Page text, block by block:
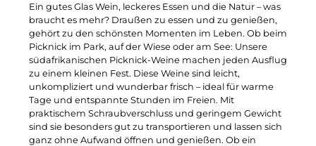
Ein gutes Glas Wein, leckeres Essen und die Natur – was
braucht es mehr? Draußen zu essen und zu genießen,
gehört zu den schönsten Momenten im Leben. Ob beim
Picknick im Park, auf der Wiese oder am See: Unsere
südafrikanischen Picknick-Weine machen jeden Ausflug
zu einem kleinen Fest. Diese Weine sind leicht,
unkompliziert und wunderbar frisch – ideal für warme
Tage und entspannte Stunden im Freien. Mit
praktischem Schraubverschluss und geringem Gewicht
sind sie besonders gut zu transportieren und lassen sich
ganz ohne Aufwand öffnen und genießen. Ob ein